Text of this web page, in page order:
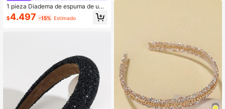
1 pieza Diadema de espuma de uni
color con rhinestones completos, d
ecoración con cuentas brillantes, di
$4.497 -15% Estimado